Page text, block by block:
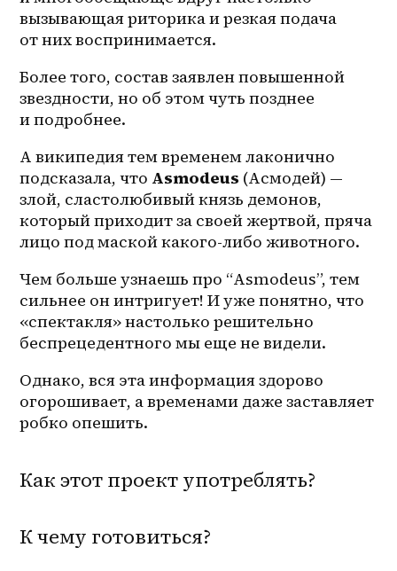
вызывающая риторика и резкая подача
от них воспринимается.
Более того, состав заявлен повышенной
звездности, но об этом чуть позднее
и подробнее.
А википедия тем временем лаконично
подсказала, что Asmodeus (Асмодей) —
злой, сластолюбивый князь демонов,
который приходит за своей жертвой, пряча
лицо под маской какого-либо животного.
Чем больше узнаешь про “Asmodeus”, тем
сильнее он интригует! И уже понятно, что
«спектакля» настолько решительно
беспрецедентного мы еще не видели.
Однако, вся эта информация здорово
огорошивает, а временами даже заставляет
робко опешить.
Как этот проект употреблять?
К чему готовиться?